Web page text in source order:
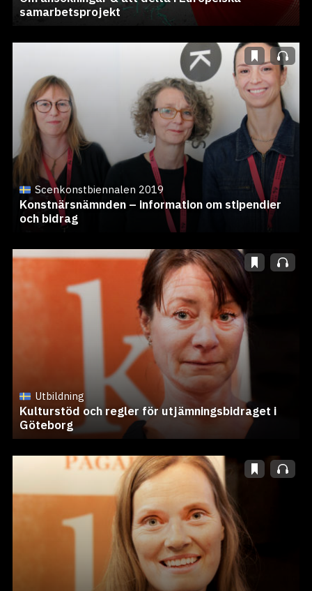
samarbetsprojekt
Scenkonstbiennalen 2019
Konstnärsnämnden – information om stipendier
och bidrag
Utbildning
Kulturstöd och regler för utjämningsbidraget i
Göteborg